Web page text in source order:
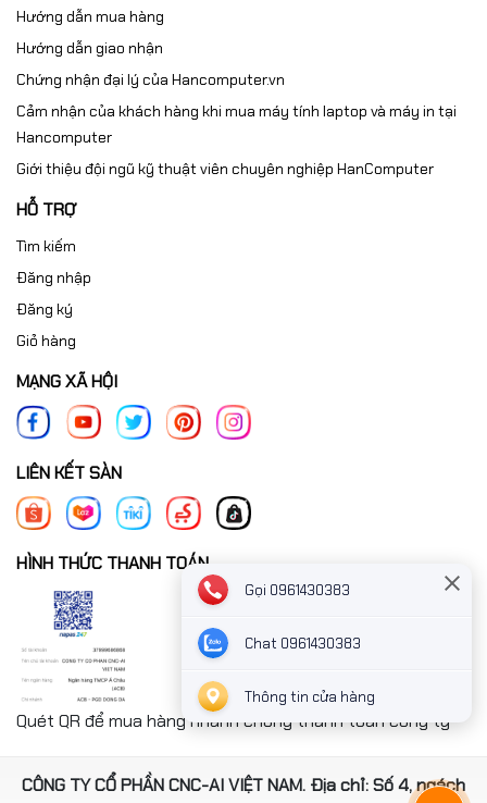
Hướng dẫn mua hàng
Hướng dẫn giao nhận
Chứng nhận đại lý của Hancomputer.vn
Cảm nhận của khách hàng khi mua máy tính laptop và máy in tại
Hancomputer
Giới thiệu đội ngũ kỹ thuật viên chuyên nghiệp HanComputer
HỖ TRỢ
Tìm kiếm
Đăng nhập
Đăng ký
Giỏ hàng
MẠNG XÃ HỘI
LIÊN KẾT SÀN
HÌNH THỨC THANH TOÁN
Quét QR để mua hàng nhanh chóng thanh toán công ty
CÔNG TY CỔ PHẦN CNC-AI VIỆT NAM. Địa chỉ: Số 4, ngách
Gọi 0961430383
Chat 0961430383
Thông tin cửa hàng